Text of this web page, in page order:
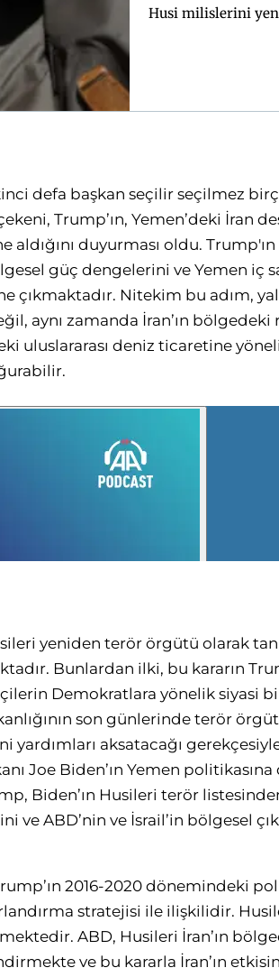
Husi milislerini
Nitekim bu
defa başkan seçilir seçilmez
Trump’ın, Yemen’deki İran
aldığını duyurması oldu.
güç dengelerini ve Yemen iç
çıkmaktadır. Nitekim bu adım,
aynı zamanda İran’ın
uluslararası deniz ticaretine
yeniden terör örgütü olarak
Bunlardan ilki, bu kararın
Demokratlara yönelik siyasi
son günlerinde terör
yardımları aksatacağı
Joe Biden’ın Yemen
Biden’ın Husileri terör listesinden
ve ABD’nin ve İsrail’in bölgesel
2016-2020 dönemindeki
stratejisi ile ilişkilidir.
ABD, Husileri İran’ın
ve bu kararla İran’ın